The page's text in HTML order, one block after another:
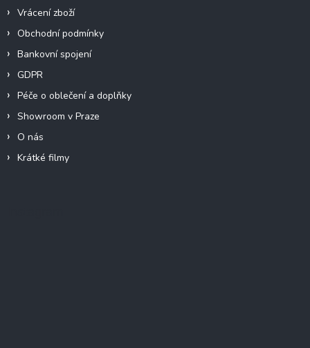
Vrácení zboží
Obchodní podmínky
Bankovní spojení
GDPR
Péče o oblečení a doplňky
Showroom v Praze
O nás
Krátké filmy